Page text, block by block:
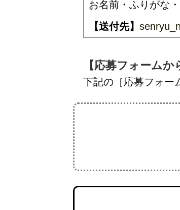
お名前・ふりがな
【送付先】
【応募フォームか
下記の［応募フォー